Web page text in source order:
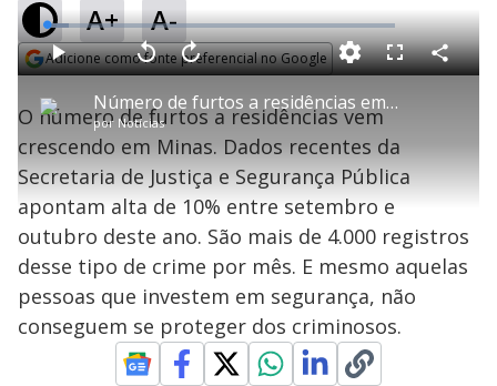
A+ A-
Adicione como fonte preferencial no Google
P
l
a
y
Número de furtos a residências em MG cresce 10% em um mês
por Notícias
P V
t
a
r
0
g
u
s
A
n
ç
a
1
s
e
u
n
o
s
M
u
L
o
a
d
e
6
.
3
9
%
F
l
e
n
C
o
O número de furtos a residências vem
crescendo em Minas. Dados recentes da
Secretaria de Justiça e Segurança Pública
apontam alta de 10% entre setembro e
outubro deste ano. São mais de 4.000 registros
desse tipo de crime por mês. E mesmo aquelas
pessoas que investem em segurança, não
conseguem se proteger dos criminosos.